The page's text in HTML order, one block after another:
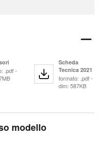
.pdf -
Scheda
Tecnica 2021
formato: .pdf -
dim: 587KB
modello